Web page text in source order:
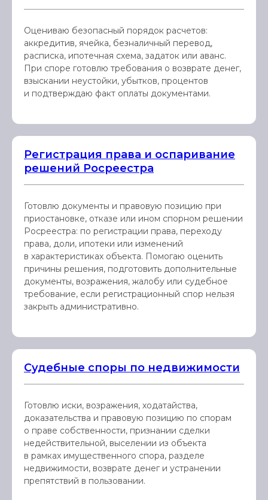
Оцениваю безопасный порядок расчетов:
аккредитив, ячейка, безналичный перевод,
расписка, ипотечная схема, задаток или аванс.
При споре готовлю требования о возврате денег,
взыскании неустойки, убытков, процентов
и подтверждаю факт оплаты документами.
Регистрация права и оспаривание
решений Росреестра
Готовлю документы и правовую позицию при
приостановке, отказе или ином спорном решении
Росреестра: по регистрации права, переходу
права, доли, ипотеки или изменений
в характеристиках объекта. Помогаю оценить
причины решения, подготовить дополнительные
документы, возражения, жалобу или судебное
требование, если регистрационный спор нельзя
закрыть административно.
Судебные споры по недвижимости
Готовлю иски, возражения, ходатайства,
доказательства и правовую позицию по спорам
о праве собственности, признании сделки
недействительной, выселении из объекта
в рамках имущественного спора, разделе
недвижимости, возврате денег и устранении
препятствий в пользовании.